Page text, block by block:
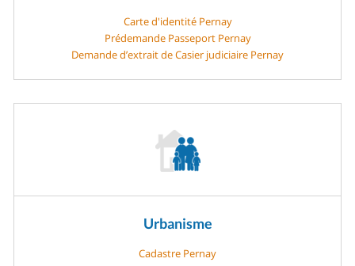
Carte d'identité Pernay
Prédemande Passeport Pernay
Demande d’extrait de Casier judiciaire Pernay
Urbanisme
Cadastre Pernay